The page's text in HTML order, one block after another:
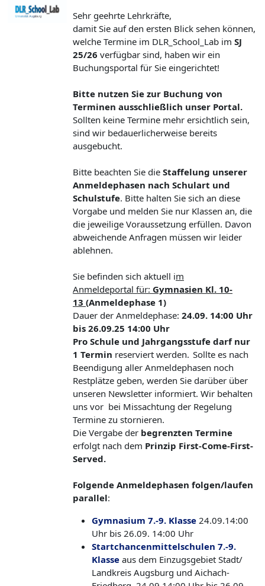
Sehr geehrte Lehrkräfte,
damit Sie auf den ersten Blick sehen können,
welche Termine im DLR_School_Lab im SJ
25/26 verfügbar sind, haben wir ein
Buchungsportal für Sie eingerichtet!
Bitte nutzen Sie zur Buchung von
Terminen ausschließlich unser Portal.
Sollten keine Termine mehr ersichtlich sein,
sind wir bedauerlicherweise bereits
ausgebucht.
Bitte beachten Sie die Staffelung unserer
Anmeldephasen nach Schulart und
Schulstufe. Bitte halten Sie sich an diese
Vorgabe und melden Sie nur Klassen an, die
die jeweilige Voraussetzung erfüllen. Davon
abweichende Anfragen müssen wir leider
ablehnen.
Sie befinden sich aktuell im
Anmeldeportal für: Gymnasien Kl. 10-
13 (Anmeldephase 1)
Dauer der Anmeldephase: 24.09. 14:00 Uhr
bis 26.09.25 14:00 Uhr
Pro Schule und Jahrgangsstufe darf nur
1 Termin reserviert werden. Sollte es nach
Beendigung aller Anmeldephasen noch
Restplätze geben, werden Sie darüber über
unseren Newsletter informiert. Wir behalten
uns vor bei Missachtung der Regelung
Termine zu stornieren.
Die Vergabe der begrenzten Termine
erfolgt nach dem Prinzip First-Come-First-
Served.
Folgende Anmeldephasen folgen/laufen
parallel:
Gymnasium 7.-9. Klasse 24.09.14:00
Uhr bis 26.09. 14:00 Uhr
Startchancenmittelschulen 7.-9.
Klasse aus dem Einzugsgebiet Stadt/
Landkreis Augsburg und Aichach-